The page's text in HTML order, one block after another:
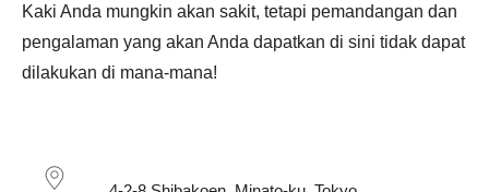
Kaki Anda mungkin akan sakit, tetapi pemandangan dan
pengalaman yang akan Anda dapatkan di sini tidak dapat
dilakukan di mana-mana!